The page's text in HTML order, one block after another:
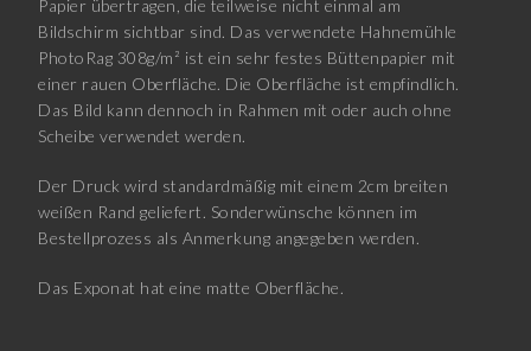
Papier übertragen, die teilweise nicht einmal am
Bildschirm sichtbar sind. Das verwendete Hahnemühle
PhotoRag 308g/m² ist ein sehr festes Büttenpapier mit
einer rauen Oberfläche. Die Oberfläche ist empfindlich.
Das Bild kann dennoch in Rahmen mit oder auch ohne
Scheibe verwendet werden.
Der Druck wird standardmäßig mit einem 2cm breiten
weißen Rand geliefert. Sonderwünsche können im
Bestellprozess als Anmerkung angegeben werden.
Das Exponat hat eine matte Oberfläche.